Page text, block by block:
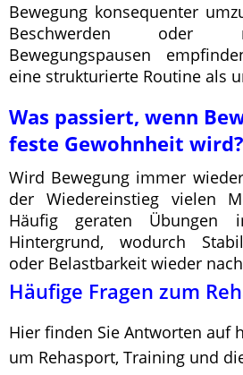
Bewegung konsequenter
Beschwerden oder
Bewegungspausen
eine strukturierte Routine als
Was passiert, wenn
feste Gewohnheit wird?
Wird Bewegung immer
der Wiedereinstieg vielen
Häufig geraten
Hintergrund, wodurch
oder Belastbarkeit wieder